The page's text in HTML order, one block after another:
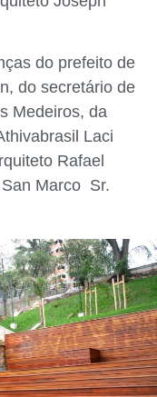
do prefeito de
do secretário de
Medeiros, da
Laci
Rafael
Marco Sr.